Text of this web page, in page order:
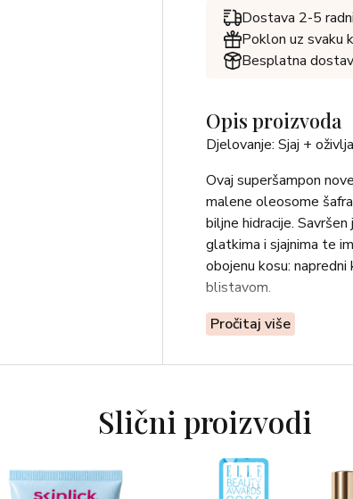
Dostava 2-5
Poklon uz svaku
Besplatna
Opis proizvoda
Djelovanje: Sjaj +
Ovaj superšampon
malene oleosome
biljne hidracije.
glatkima i sjajnima te
obojenu kosu:
blistavom.
• Kosi daje blagi miris
kosu čini bujnom i
• Napredni kompleks
boju postojanom.
Upotreba: Nanesite
Pročitaj više
Slični proizvodi